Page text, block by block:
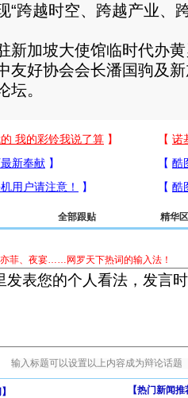
“跨越时空、跨越产业、
加坡大使馆临时代办黄
友好协会会长潘国驹及
坛。
全部跟贴 精华区
菲、夜宴……网罗天下热词的输入法！
】 【热门新闻